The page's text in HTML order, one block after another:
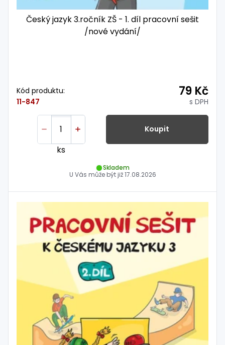
Český jazyk 3.ročník ZŠ - 1. díl pracovní sešit
/nové vydání/
Kód produktu:
11-847
79 Kč
s DPH
ks
Koupit
Skladem
U Vás může být již17.08.2026